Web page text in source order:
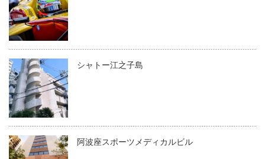
シャトー江之子島
阿波座スポーツメディカルビル